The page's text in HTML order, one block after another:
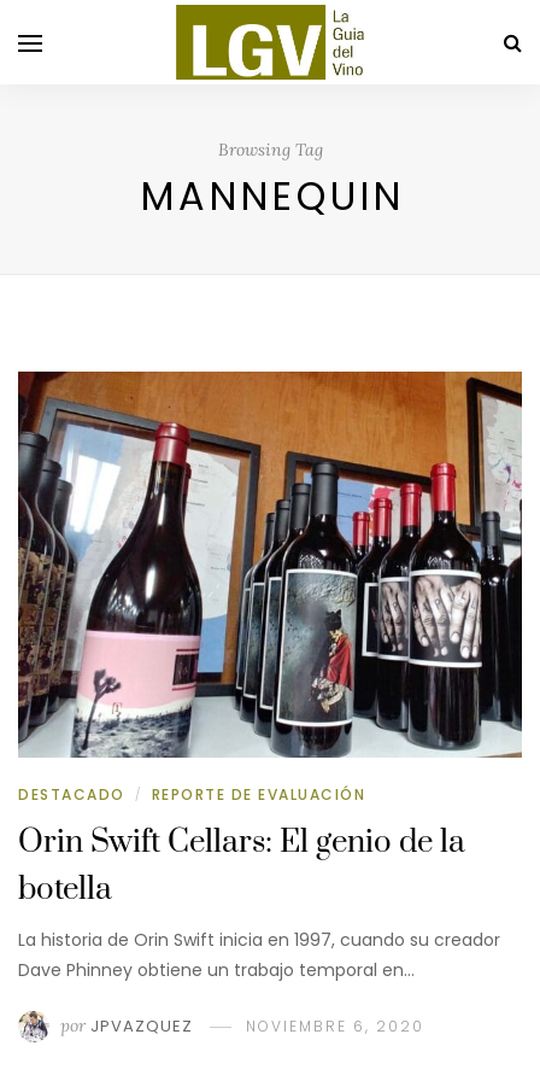
Browsing Tag
MANNEQUIN
DESTACADO / REPORTE DE EVALUACIÓN
Orin Swift Cellars: El genio de la
botella
La historia de Orin Swift inicia en 1997, cuando su creador
Dave Phinney obtiene un trabajo temporal en…
por JPVAZQUEZ NOVIEMBRE 6, 2020